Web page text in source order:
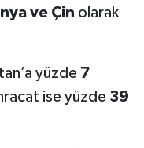
ve Çin olarak
yüzde 7
ise yüzde 39